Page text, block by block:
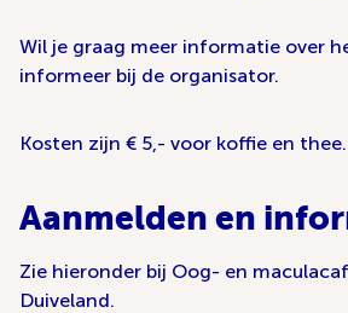
Wil je graag meer informatie over
informeer bij de organisator.
Kosten zijn € 5,- voor koffie en thee.
Aanmelden en
Zie hieronder bij Oog- en
Duiveland.